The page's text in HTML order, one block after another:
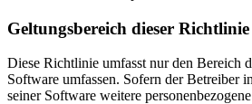
Geltungsbereich dieser Richtlinie
Diese Richtlinie umfasst nur den Bereich
Software umfassen. Sofern der Betreiber
seiner Software weitere